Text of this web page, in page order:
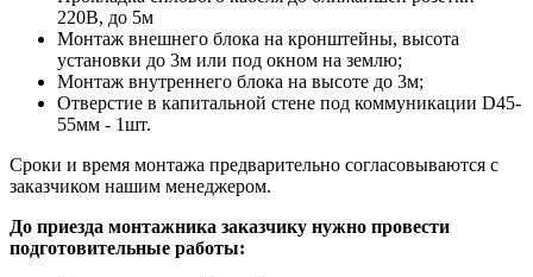
220В, до 5м
Монтаж внешнего блока на кронштейны, высота
установки до 3м или под окном на землю;
Монтаж внутреннего блока на высоте до 3м;
Отверстие в капитальной стене под коммуникации D45-
55мм - 1шт.
Сроки и время монтажа предварительно согласовываются с
заказчиком нашим менеджером.
До приезда монтажника заказчику нужно провести
подготовительные работы: